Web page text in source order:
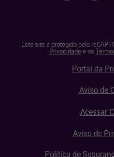
Este site é protegido pelo
Privacidadee os
Portal da
Aviso de
Acessar
Aviso de
Política de